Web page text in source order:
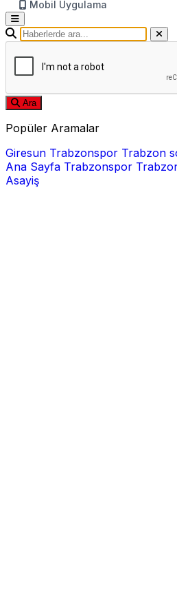
Mobil Uygulama
Ara
Popüler Aramalar
Giresun Trabzonspor Trabzon
Ana Sayfa Trabzonspor
Asayiş